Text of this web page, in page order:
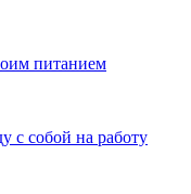
питанием
с собой на работу